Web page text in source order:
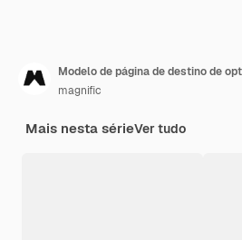
Modelo de página de destino de
magnific
Mais nesta sérieVer tudo